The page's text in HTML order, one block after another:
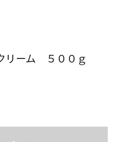
リーム ５００ｇ